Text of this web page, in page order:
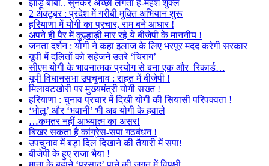
झाड़ू बाबा.. सुनकर अच्छा लगता है-महेश शुक्ल
2 अक्टूबर : प्रदेश में गरीबी मुक्ति अभियान शुरू
हरियाणा में योगी का प्रचार, राम बने आधार !
अपने ही पैर में कुल्हाड़ी मार रहे ये बीजेपी के माननीय !
जनता दर्शन : योगी ने कहा इलाज के लिए भरपूर मदद करेगी सरकार
यूपी में दलितों को सहेजने उतरे ‘चिराग’
सीएम योगी के भावनात्मक प्रयोग से बना एक और रिकार्ड…
यूपी विधानसभा उपचुनाव : राहत में बीजेपी !
मिलावटखोरी पर मुख्यमंत्री योगी सख्त !
हरियाणा : चुनाव प्रचार में दिखी योगी की सियासी परिपक्वता !
‘भोलू’ और ‘भवानी’ भी अब योगी के हवाले
…कमतर नहीं आध्यात्म का असर!
बिखर सकता है कांग्रेस-सपा गठबंधन !
उपचुनाव में बड़ा दिल दिखाने की तैयारी में सपा!
बीजेपी के हुए राजा भैया !